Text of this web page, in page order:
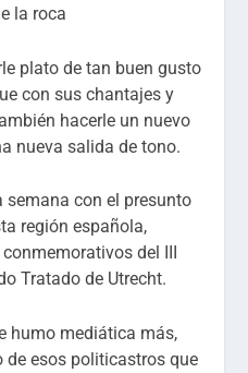
plato de tan buen gusto
con sus chantajes y
hacerle un nuevo
nueva salida de tono.
semana con el presunto
región española,
del III
Tratado de Utrecht.
humo mediática más,
de esos politicastros que